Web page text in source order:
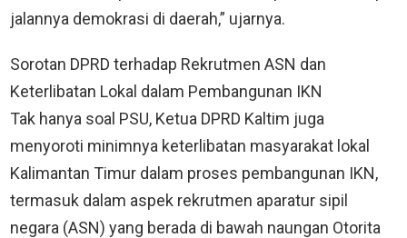
jalannya demokrasi di daerah,” ujarnya.
Sorotan DPRD terhadap Rekrutmen ASN dan
Keterlibatan Lokal dalam Pembangunan IKN
Tak hanya soal PSU, Ketua DPRD Kaltim juga
menyoroti minimnya keterlibatan masyarakat lokal
Kalimantan Timur dalam proses pembangunan IKN,
termasuk dalam aspek rekrutmen aparatur sipil
negara (ASN) yang berada di bawah naungan Otorita